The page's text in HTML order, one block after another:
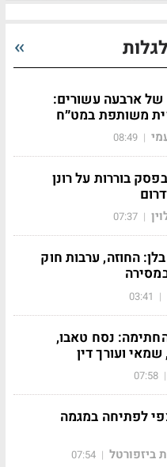
של ארבעה עשורים:
משותפת במט״ח
|
08:49
בוררות על רונן
|
07:37
החוזה, ערבות חוק
|
03:41
נסח טאבו,
שמאי ועורך דין
|
07:58
לפתיחה במגמה
ביזפורטל |
07:54